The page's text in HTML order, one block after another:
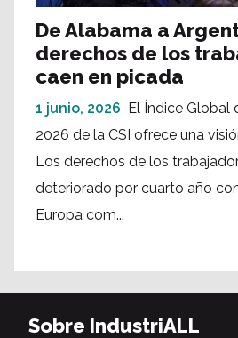
De Alabama a
derechos de los
caen en picada
1 junio, 2026 El Índice Global
2026 de la CSI ofrece una
Los derechos de los
deteriorado por cuarto año
Europa com...
Sobre IndustriALL